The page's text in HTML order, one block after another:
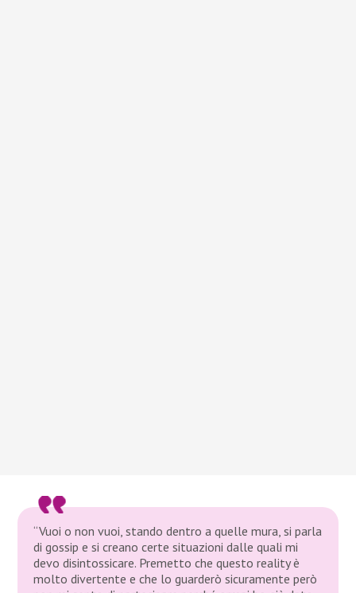
“Vuoi o non vuoi, stando dentro a quelle mura, si parla
di gossip e si creano certe situazioni dalle quali mi
devo disintossicare. Premetto che questo reality è
molto divertente e che lo guarderò sicuramente però